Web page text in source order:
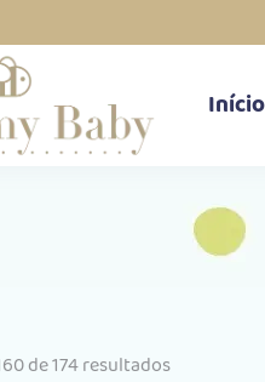
Início
de 174 resultadosOrdenado